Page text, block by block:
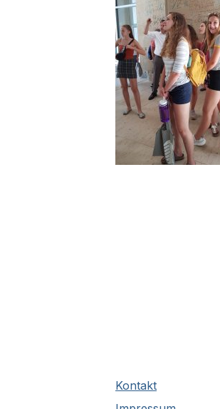
Kontakt